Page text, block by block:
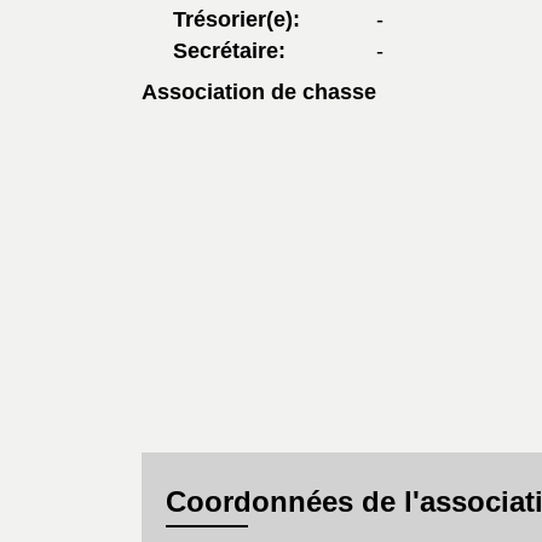
Trésorier(e):
Secrétaire:
-
-
Association de chasse
Coordonnées de